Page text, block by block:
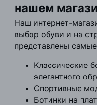
нашем
Наш интернет-
выбор обуви и на
представлены
Классические
элегантного
Спортивные
Ботинки на